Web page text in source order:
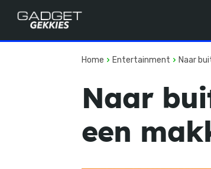
Home Entertainment Naar
Naar
een